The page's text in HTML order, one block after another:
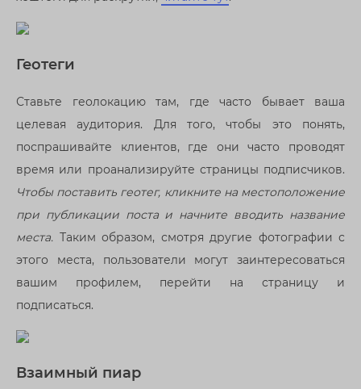
Геотеги
Ставьте геолокацию там, где часто бывает ваша
целевая аудитория. Для того, чтобы это понять,
поспрашивайте клиентов, где они часто проводят
время или проанализируйте страницы подписчиков.
Чтобы поставить геотег, кликните на местоположение
при публикации поста и начните вводить название
места. Таким образом, смотря другие фотографии с
этого места, пользователи могут заинтересоваться
вашим профилем, перейти на страницу и
подписаться.
Взаимный пиар